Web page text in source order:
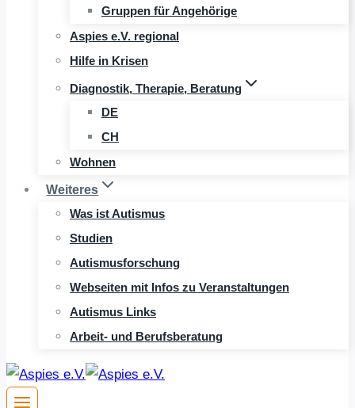
Gruppen für Angehörige
Aspies e.V. regional
Hilfe in Krisen
Diagnostik, Therapie, Beratung
DE
CH
Wohnen
Weiteres
Was ist Autismus
Studien
Autismusforschung
Webseiten mit Infos zu Veranstaltungen
Autismus Links
Arbeit- und Berufsberatung